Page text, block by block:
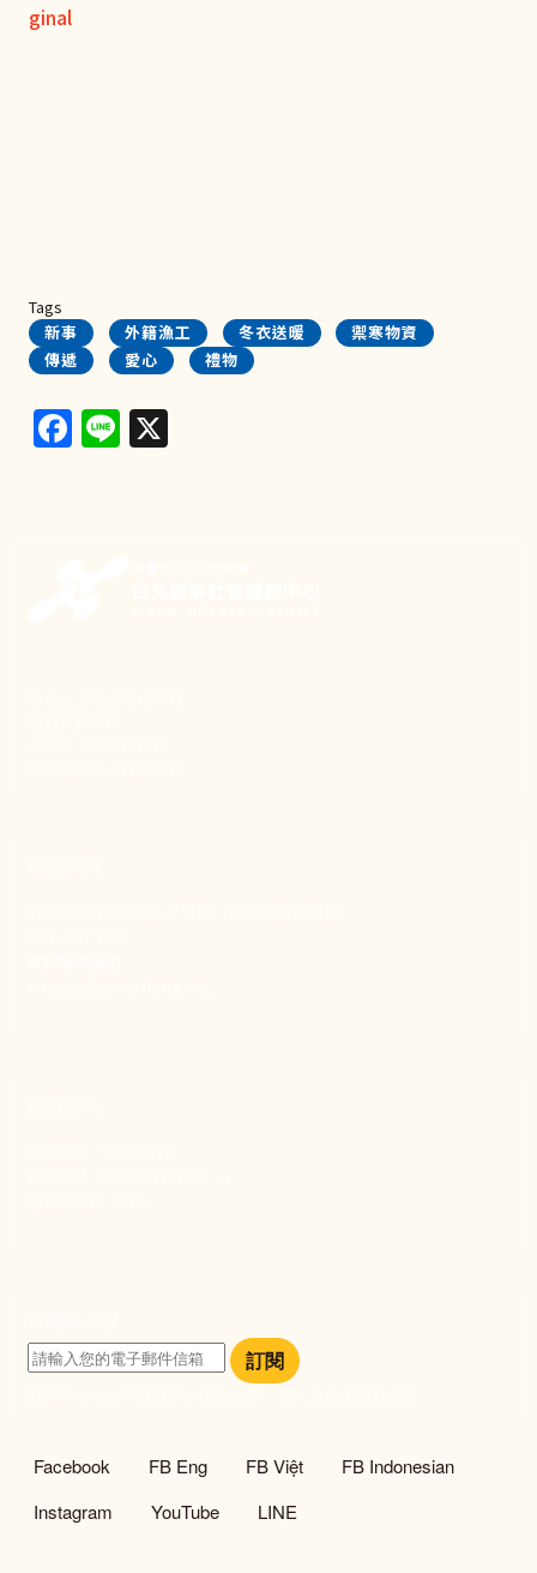
ginal
Tags
新事
外籍漁工 冬衣送暖
禦寒物資
傳遞
愛心 禮物
Facebook
Line
訂閱
社群選單
Facebook FB Eng FB Việt
FB Indonesian
Instagram
YouTube LINE